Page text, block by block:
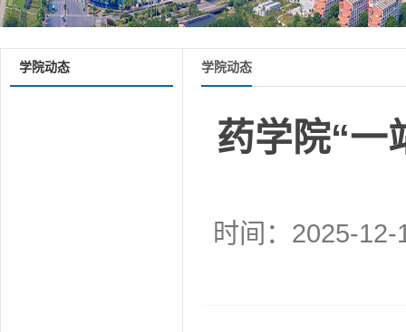
学院动态 学院动态
药学院“一
时间：2025-12-